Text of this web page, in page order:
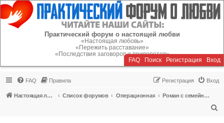
Регистрация
Практический форум о настоящей любви
«Настоящая любовь»
«Пережить расставание»
«Последствия заговоров и приворотов»
FAQ Поиск Регистрация Вход
FAQ Правила Вход
Регистрация
Настоящая любовь Список форумов Операционная
Роман с семейным человеком